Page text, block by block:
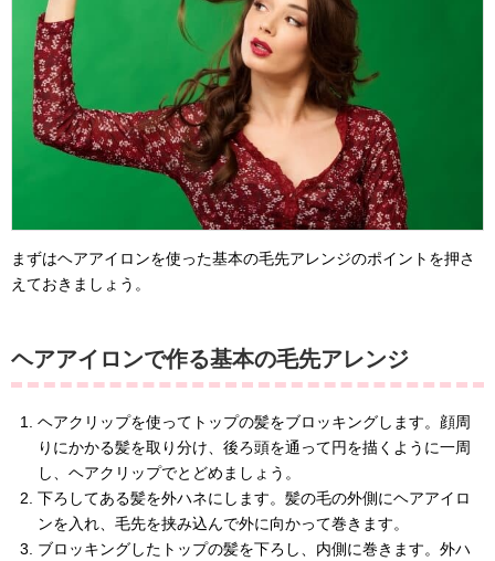
まずはヘアアイロンを使った基本の毛先アレンジのポイントを押さ
えておきましょう。
ヘアアイロンで作る基本の毛先アレンジ
ヘアクリップを使ってトップの髪をブロッキングします。顔周
りにかかる髪を取り分け、後ろ頭を通って円を描くように一周
し、ヘアクリップでとどめましょう。
下ろしてある髪を外ハネにします。髪の毛の外側にヘアアイロ
ンを入れ、毛先を挟み込んで外に向かって巻きます。
ブロッキングしたトップの髪を下ろし、内側に巻きます。外ハ